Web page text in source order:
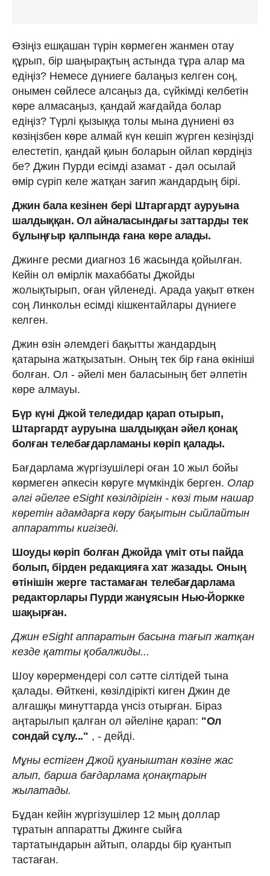
Өзіңіз ешқашан түрін көрмеген жанмен отау
құрып, бір шаңырақтың астында тұра алар ма
едіңіз? Немесе дүниеге балаңыз келген соң,
онымен сөйлесе алсаңыз да, сүйкімді келбетін
көре алмасаңыз, қандай жағдайда болар
едіңіз? Түрлі қызыққа толы мына дүниені өз
көзіңізбен көре алмай күн кешіп жүрген кезіңізді
елестетіп, қандай қиын боларын ойлап көрдіңіз
бе? Джин Пурди есімді азамат - дәл осылай
өмір сүріп келе жатқан зағип жандардың бірі.
Джин бала кезінен бері Штаргардт ауруына
шалдыққан. Ол айналасындағы заттарды тек
бұлыңғыр қалпында ғана көре алады.
Джинге ресми диагноз 16 жасында қойылған.
Кейін ол өмірлік махаббаты Джойды
жолықтырып, оған үйленеді. Арада уақыт өткен
соң Линкольн есімді кішкентайлары дүниеге
келген.
Джин өзін әлемдегі бақытты жандардың
қатарына жатқызатын. Оның тек бір ғана өкініші
болған. Ол - әйелі мен баласының бет әлпетін
көре алмауы.
Бүр күні Джой теледидар қарап отырып,
Штаргардт ауруына шалдыққан әйел қонақ
болған телебағдарламаны көріп қалады.
Бағдарлама жүргізушілері оған 10 жыл бойы
көрмеген әпкесін көруге мүмкіндік берген. Олар
әлгі әйелге eSight көзілдірігін - көзі тым нашар
көретін адамдарға көру бақытын сыйлайтын
аппаратты кигізеді.
Шоуды көріп болған Джойда үміт оты пайда
болып, бірден редакцияға хат жазады. Оның
өтінішін жерге тастамаған телебағдарлама
редакторлары Пурди жанұясын Нью-Йоркке
шақырған.
Джин eSight аппаратын басына тағып жатқан
кезде қатты қобалжиды...
Шоу көрермендері сол сәтте сілтідей тына
қалады. Өйткені, көзілдірікті киген Джин де
алғашқы минуттарда үнсіз отырған. Біраз
аңтарылып қалған ол әйеліне қарап: "Ол
сондай сұлу..." , - дейді.
Мұны естіген Джой қуаныштан көзіне жас
алып, барша бағдарлама қонақтарын
жылатады.
Бұдан кейін жүргізушілер 12 мың доллар
тұратын аппаратты Джинге сыйға
тартатындарын айтып, оларды бір қуантып
тастаған.